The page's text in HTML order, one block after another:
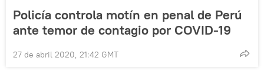
Policía controla motín en penal de Perú
ante temor de contagio por COVID-19
27 de abril 2020, 21:42 GMT